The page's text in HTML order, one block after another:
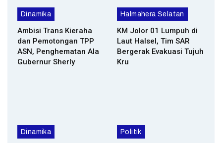
Dinamika
Ambisi Trans Kieraha
dan Pemotongan TPP
ASN, Penghematan Ala
Gubernur Sherly
Halmahera Selatan
KM Jolor 01 Lumpuh di
Laut Halsel, Tim SAR
Bergerak Evakuasi Tujuh
Kru
Dinamika Politik